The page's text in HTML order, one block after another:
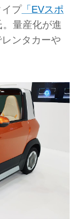
プ「EVスポ
量産化が進
ンタカーや